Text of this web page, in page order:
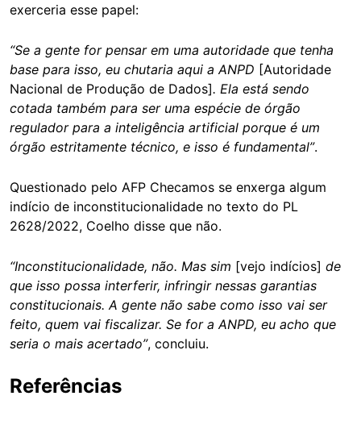
exerceria esse papel:
“Se a gente for pensar em uma autoridade que tenha
base para isso, eu chutaria aqui a ANPD [Autoridade
Nacional de Produção de Dados]. Ela está sendo
cotada também para ser uma espécie de órgão
regulador para a inteligência artificial porque é um
órgão estritamente técnico, e isso é fundamental”.
Questionado pelo AFP Checamos se enxerga algum
indício de inconstitucionalidade no texto do PL
2628/2022, Coelho disse que não.
“Inconstitucionalidade, não. Mas sim [vejo indícios] de
que isso possa interferir, infringir nessas garantias
constitucionais. A gente não sabe como isso vai ser
feito, quem vai fiscalizar. Se for a ANPD, eu acho que
seria o mais acertado”, concluiu.
Referências